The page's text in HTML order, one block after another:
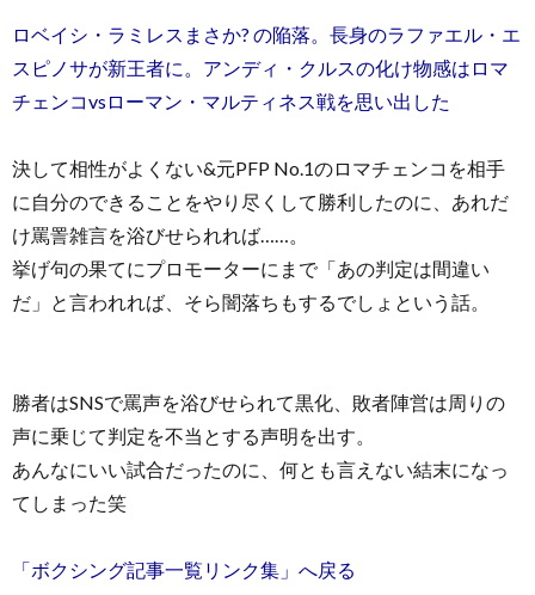
ロベイシ・ラミレスまさか? の陥落。長身のラファエル・エ
スピノサが新王者に。アンディ・クルスの化け物感はロマ
チェンコvsローマン・マルティネス戦を思い出した
決して相性がよくない&元PFP No.1のロマチェンコを相手
に自分のできることをやり尽くして勝利したのに、あれだ
け罵詈雑言を浴びせられれば……。
挙げ句の果てにプロモーターにまで「あの判定は間違い
だ」と言われれば、そら闇落ちもするでしょという話。
勝者はSNSで罵声を浴びせられて黒化、敗者陣営は周りの
声に乗じて判定を不当とする声明を出す。
あんなにいい試合だったのに、何とも言えない結末になっ
てしまった笑
「ボクシング記事一覧リンク集」へ戻る